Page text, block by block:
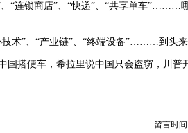
、“连锁商店”、“快递”、“共享单车”………
技术”、“产业链”、“终端设备”………到头
国搭便车，希拉里说中国只会盗窃，川普
留言时间